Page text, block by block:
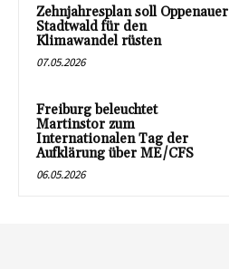
Zehnjahresplan soll Oppenauer
Stadtwald für den
Klimawandel rüsten
07.05.2026
Freiburg beleuchtet
Martinstor zum
Internationalen Tag der
Aufklärung über ME/CFS
06.05.2026